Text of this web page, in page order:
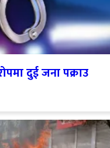
दुई जना पक्राउ